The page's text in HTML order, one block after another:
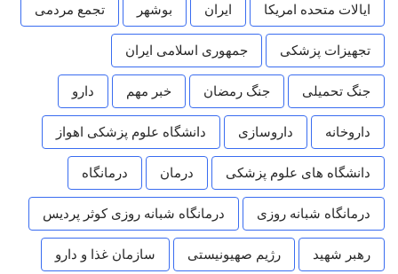
ایالات متحده امریکا ایران بوشهر تجمع مردمی
تجهیزات پزشکی جمهوری اسلامی ایران
جنگ تحمیلی جنگ رمضان خبر مهم دارو
داروخانه داروسازی دانشگاه علوم پزشکی اهواز
دانشگاه های علوم پزشکی درمان درمانگاه
درمانگاه شبانه روزی درمانگاه شبانه روزی کوثر پردیس
رهبر شهید رژیم صهیونیستی سازمان غذا و دارو